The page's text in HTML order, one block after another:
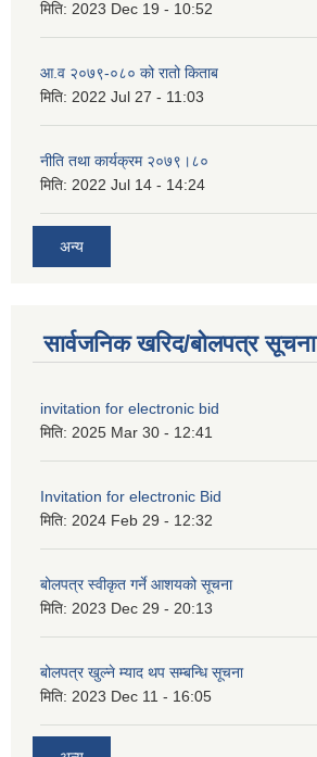
मिति: 2023 Dec 19 - 10:52
आ.व २०७९-०८० को रातो किताब
मिति: 2022 Jul 27 - 11:03
नीति तथा कार्यक्रम २०७९।८०
मिति: 2022 Jul 14 - 14:24
अन्य
सार्वजनिक खरिद/बोलपत्र सूचना
invitation for electronic bid
मिति: 2025 Mar 30 - 12:41
Invitation for electronic Bid
मिति: 2024 Feb 29 - 12:32
बोलपत्र स्वीकृत गर्ने आशयको सूचना
मिति: 2023 Dec 29 - 20:13
बोलपत्र खुल्ने म्याद थप सम्बन्धि सूचना
मिति: 2023 Dec 11 - 16:05